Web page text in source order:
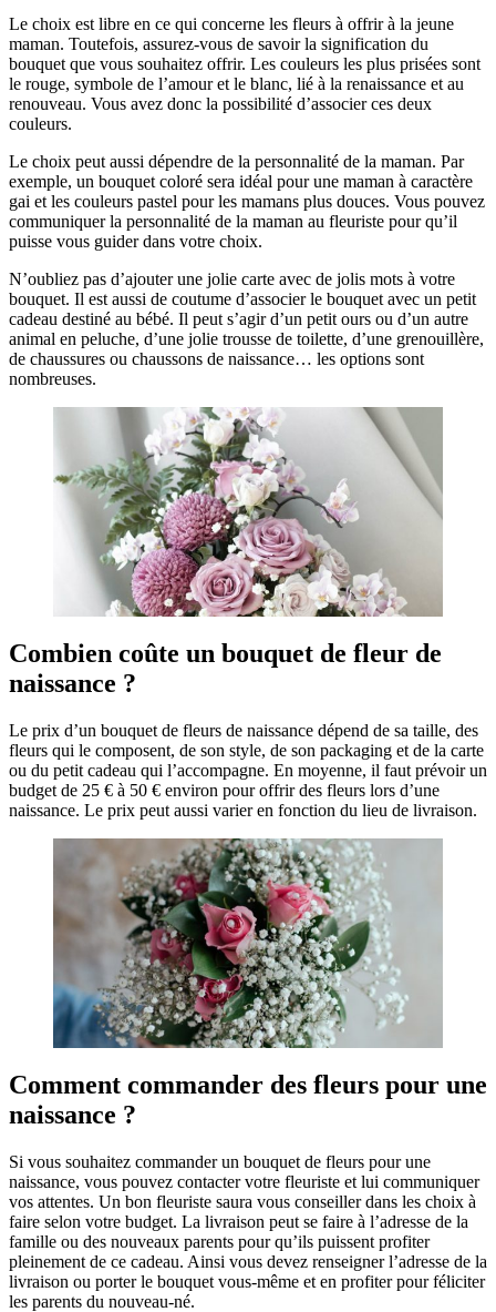
Le choix est libre en ce qui concerne les fleurs à offrir à la jeune
maman. Toutefois, assurez-vous de savoir la signification du
bouquet que vous souhaitez offrir. Les couleurs les plus prisées sont
le rouge, symbole de l’amour et le blanc, lié à la renaissance et au
renouveau. Vous avez donc la possibilité d’associer ces deux
couleurs.
Le choix peut aussi dépendre de la personnalité de la maman. Par
exemple, un bouquet coloré sera idéal pour une maman à caractère
gai et les couleurs pastel pour les mamans plus douces. Vous pouvez
communiquer la personnalité de la maman au fleuriste pour qu’il
puisse vous guider dans votre choix.
N’oubliez pas d’ajouter une jolie carte avec de jolis mots à votre
bouquet. Il est aussi de coutume d’associer le bouquet avec un petit
cadeau destiné au bébé. Il peut s’agir d’un petit ours ou d’un autre
animal en peluche, d’une jolie trousse de toilette, d’une grenouillère,
de chaussures ou chaussons de naissance… les options sont
nombreuses.
Combien coûte un bouquet de fleur de
naissance ?
Le prix d’un bouquet de fleurs de naissance dépend de sa taille, des
fleurs qui le composent, de son style, de son packaging et de la carte
ou du petit cadeau qui l’accompagne. En moyenne, il faut prévoir un
budget de 25 € à 50 € environ pour offrir des fleurs lors d’une
naissance. Le prix peut aussi varier en fonction du lieu de livraison.
Comment commander des fleurs pour une
naissance ?
Si vous souhaitez commander un bouquet de fleurs pour une
naissance, vous pouvez contacter votre fleuriste et lui communiquer
vos attentes. Un bon fleuriste saura vous conseiller dans les choix à
faire selon votre budget. La livraison peut se faire à l’adresse de la
famille ou des nouveaux parents pour qu’ils puissent profiter
pleinement de ce cadeau. Ainsi vous devez renseigner l’adresse de la
livraison ou porter le bouquet vous-même et en profiter pour féliciter
les parents du nouveau-né.